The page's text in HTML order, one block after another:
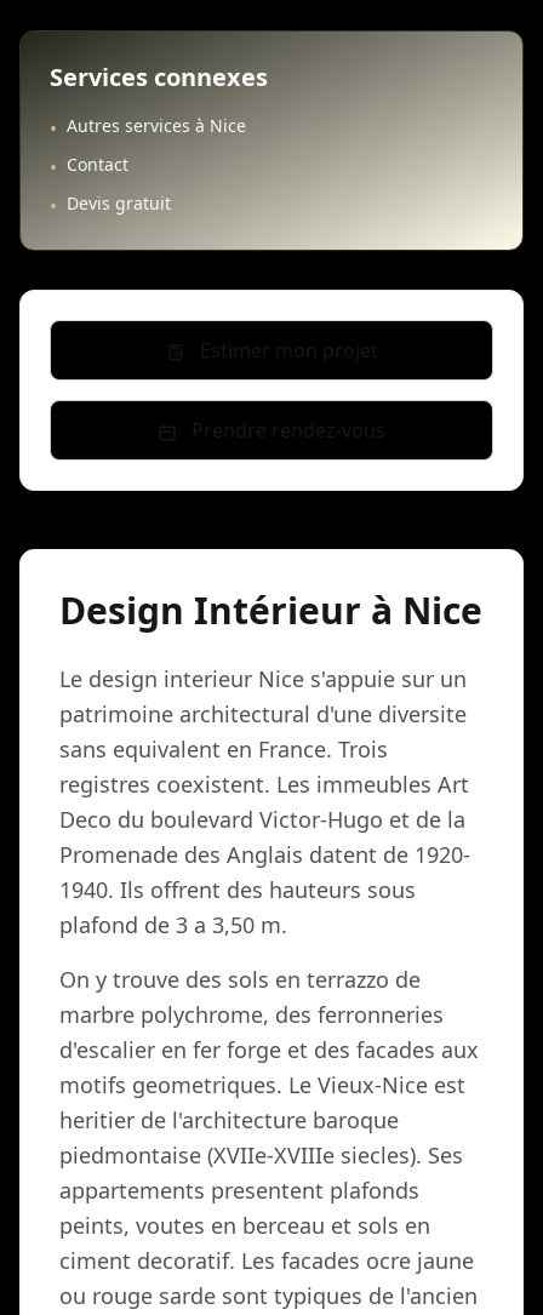
Services connexes
• Autres services à Nice
• Contact
• Devis gratuit
Design Intérieur à Nice
Le design interieur Nice s'appuie sur un
patrimoine architectural d'une diversite
sans equivalent en France. Trois
registres coexistent. Les immeubles Art
Deco du boulevard Victor-Hugo et de la
Promenade des Anglais datent de 1920-
1940. Ils offrent des hauteurs sous
plafond de 3 a 3,50 m.
On y trouve des sols en terrazzo de
marbre polychrome, des ferronneries
d'escalier en fer forge et des facades aux
motifs geometriques. Le Vieux-Nice est
heritier de l'architecture baroque
piedmontaise (XVIIe-XVIIIe siecles). Ses
appartements presentent plafonds
peints, voutes en berceau et sols en
ciment decoratif. Les facades ocre jaune
ou rouge sarde sont typiques de l'ancien